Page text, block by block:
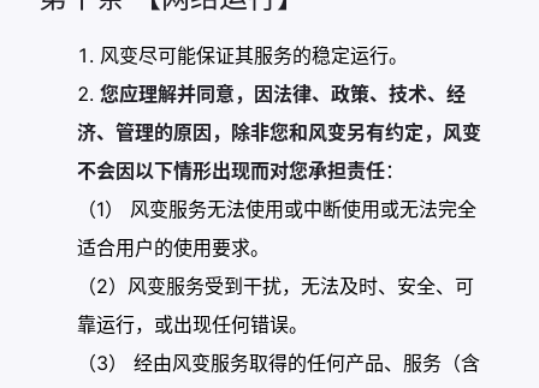
风变尽可能保证其服务的稳定运行。
您应理解并同意，因法律、政策、技术、经
济、管理的原因，除非您和风变另有约定，风变
不会因以下情形出现而对您承担责任：
（1） 风变服务无法使用或中断使用或无法完全
适合用户的使用要求。
（2）风变服务受到干扰，无法及时、安全、可
靠运行，或出现任何错误。
（3） 经由风变服务取得的任何产品、服务（含